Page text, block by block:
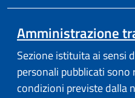
Amministrazione
Sezione istituita ai sensi
personali pubblicati
condizioni previste dalla